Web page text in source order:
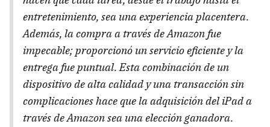
entretenimiento, sea una experiencia placentera.
Además, la compra a través de Amazon fue
impecable; proporcionó un servicio eficiente y la
entrega fue puntual. Esta combinación de un
dispositivo de alta calidad y una transacción sin
complicaciones hace que la adquisición del iPad a
través de Amazon sea una elección ganadora.